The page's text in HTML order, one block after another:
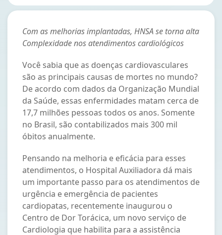
Com as melhorias implantadas, HNSA se torna alta
Complexidade nos atendimentos cardiológicos
Você sabia que as doenças cardiovasculares
são as principais causas de mortes no mundo?
De acordo com dados da Organização Mundial
da Saúde, essas enfermidades matam cerca de
17,7 milhões pessoas todos os anos. Somente
no Brasil, são contabilizados mais 300 mil
óbitos anualmente.
Pensando na melhoria e eficácia para esses
atendimentos, o Hospital Auxiliadora dá mais
um importante passo para os atendimentos de
urgência e emergência de pacientes
cardiopatas, recentemente inaugurou o
Centro de Dor Torácica, um novo serviço de
Cardiologia que habilita para a assistência